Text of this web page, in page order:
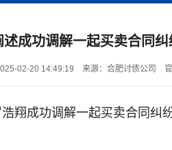
成功调解一起买卖合同
02-20 14:49:19 来源：合肥讨债公司
翔成功调解一起买卖合同纠